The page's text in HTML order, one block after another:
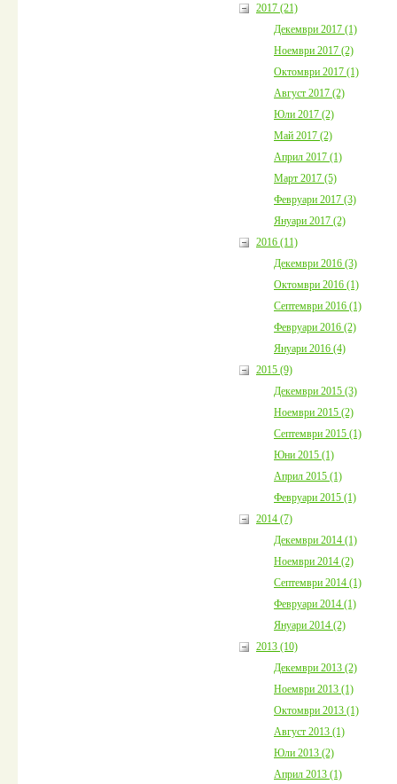
2017 (21)
Декември 2017 (1)
Ноември 2017 (2)
Октомври 2017 (1)
Август 2017 (2)
Юли 2017 (2)
Май 2017 (2)
Април 2017 (1)
Март 2017 (5)
Февруари 2017 (3)
Януари 2017 (2)
2016 (11)
Декември 2016 (3)
Октомври 2016 (1)
Септември 2016 (1)
Февруари 2016 (2)
Януари 2016 (4)
2015 (9)
Декември 2015 (3)
Ноември 2015 (2)
Септември 2015 (1)
Юни 2015 (1)
Април 2015 (1)
Февруари 2015 (1)
2014 (7)
Декември 2014 (1)
Ноември 2014 (2)
Септември 2014 (1)
Февруари 2014 (1)
Януари 2014 (2)
2013 (10)
Декември 2013 (2)
Ноември 2013 (1)
Октомври 2013 (1)
Август 2013 (1)
Юли 2013 (2)
Април 2013 (1)